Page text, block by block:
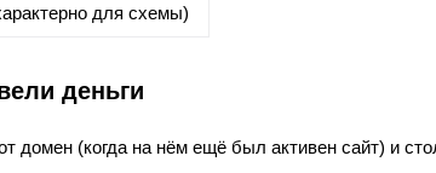
для схемы)
деньги
домен (когда на нём ещё был активен сайт) и